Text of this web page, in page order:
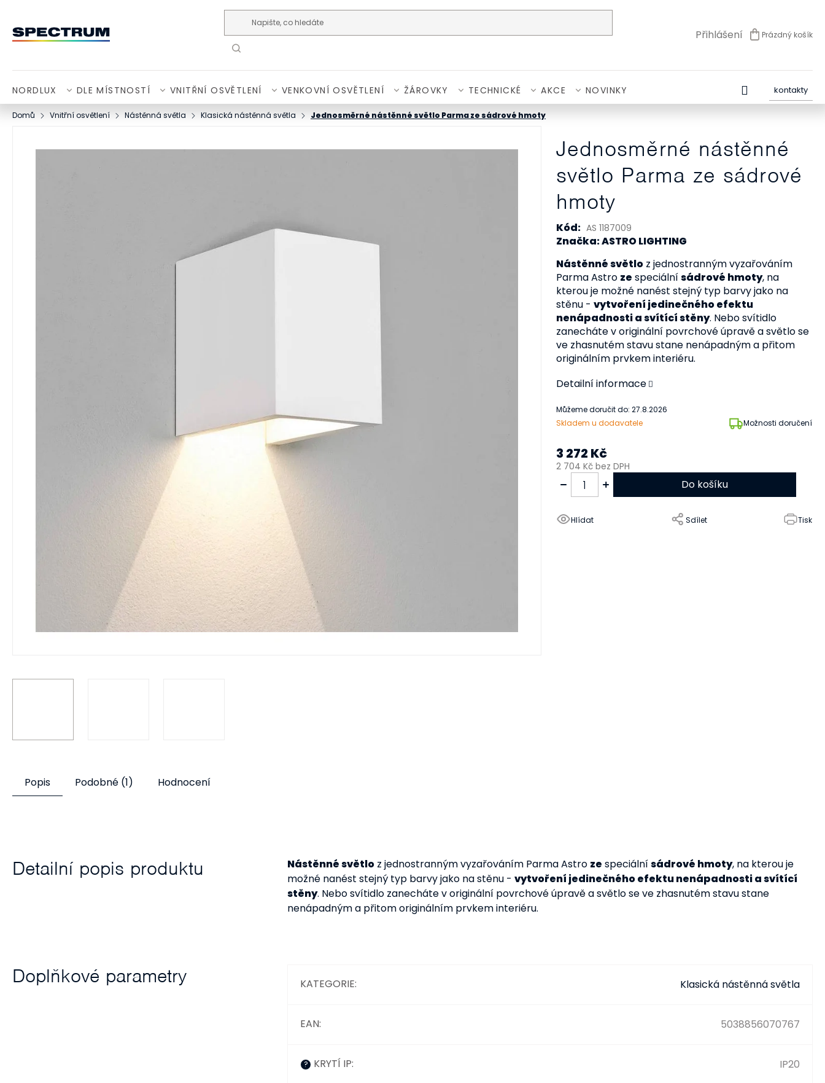
Přihlášení NÁKUPNÍ
Prázdný košík
NORDLUX DLE MÍSTNOSTÍ VNITŘNÍ OSVĚTLENÍ VENKOVNÍ OSVĚTLENÍ ŽÁROVKY TECHNICKÉ AKCE NOVINKY kontakty
Domů Vnitřní osvětlení Nástěnná světla Klasická nástěnná světla Jednosměrné nástěnné světlo Parma ze sádrové hmoty
Jednosměrné nástěnné
světlo Parma ze sádrové
hmoty
Kód: AS 1187009
Značka: ASTRO LIGHTING
Skladem u dodavatele Možnosti doručení
Můžeme doručit do: 27.8.2026
Nástěnné světloz jednostranným vyzařováním
Parma Astro ze speciálnísádrové hmoty, na
kterou je možné nanést stejný typ barvy jako na
stěnu - vytvoření jedinečného efektu
nenápadnosti a svítící stěny. Nebo svítidlo
zanecháte v originální povrchové úpravě a světlo se
ve zhasnutém stavu stane nenápadným a přitom
originálním prvkem interiéru.
Detailní informace
Tisk
Hlídat Sdílet
3 272 Kč
2 704 Kč bez DPH
Do košíku
Popis Podobné (1) Hodnocení
Detailní popis produktu Nástěnné světlo z jednostranným vyzařováním Parma Astro ze speciálnísádrové hmoty, na kterou je
možné nanést stejný typ barvy jako na stěnu - vytvoření jedinečného efektu nenápadnosti a svítící
stěny. Nebo svítidlo zanecháte v originální povrchové úpravě a světlo se ve zhasnutém stavu stane
nenápadným a přitom originálním prvkem interiéru.
Doplňkové parametry KATEGORIE: Klasická nástěnná světla
EAN: 5038856070767
? KRYTÍ IP: IP20